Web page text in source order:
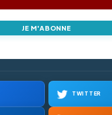
JE M'ABONNE
TWITTER